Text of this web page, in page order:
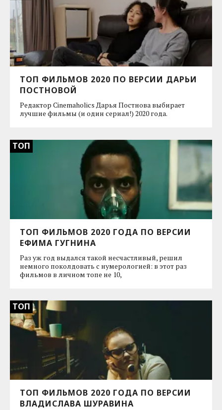
ТОП ФИЛЬМОВ 2020 ПО ВЕРСИИ ДАРЬИ
ПОСТНОВОЙ
Редактор Cinemaholics Дарья Постнова выбирает
лучшие фильмы (и один сериал!) 2020 года.
ТОП
ТОП ФИЛЬМОВ 2020 ГОДА ПО ВЕРСИИ
ЕФИМА ГУГНИНА
Раз уж год выдался такой несчастливый, решил
немного поколдовать с нумерологией: в этот раз
фильмов в личном топе не 10,
ТОП
ТОП ФИЛЬМОВ 2020 ГОДА ПО ВЕРСИИ
ВЛАДИСЛАВА ШУРАВИНА